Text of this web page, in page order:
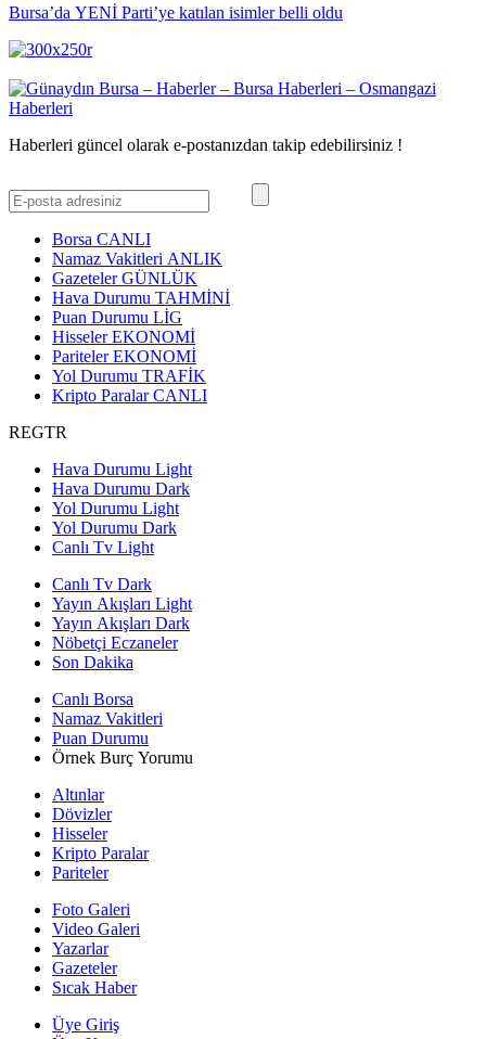
Bursa’da YENİ Parti’ye katılan isimler belli oldu
Haberleri güncel olarak e-postanızdan takip edebilirsiniz !
Borsa CANLI
Namaz Vakitleri ANLIK
GazetelerGÜNLÜK
Hava Durumu TAHMİNİ
Puan Durumu LİG
HisselerEKONOMİ
ParitelerEKONOMİ
Yol Durumu TRAFİK
Kripto ParalarCANLI
REGTR
Hava Durumu Light
Hava Durumu Dark
Yol Durumu Light
Yol Durumu Dark
Canlı Tv Light
Canlı Tv Dark
Yayın Akışları Light
Yayın Akışları Dark
Nöbetçi Eczaneler
Son Dakika
Canlı Borsa
Namaz Vakitleri
Puan Durumu
Örnek Burç Yorumu
Altınlar
Dövizler
Hisseler
Kripto Paralar
Pariteler
Foto Galeri
Video Galeri
Yazarlar
Gazeteler
Sıcak Haber
Üye Giriş